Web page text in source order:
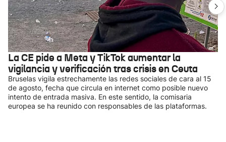
La CE pide a Meta y TikTok aumentar la
vigilancia y verificación tras crisis en Ceuta
Bruselas vigila estrechamente las redes sociales de cara al 15
de agosto, fecha que circula en internet como posible nuevo
intento de entrada masiva. En este sentido, la comisaria
europea se ha reunido con responsables de las plataformas.